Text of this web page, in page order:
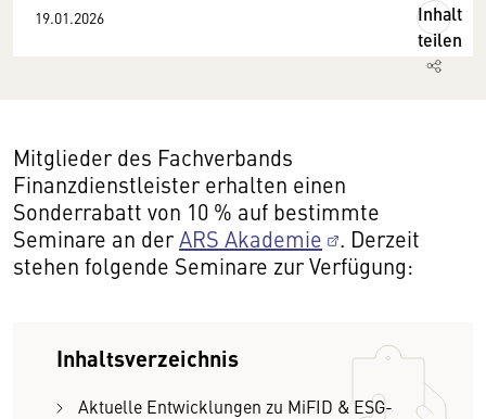
19.01.2026
Inhalt
teilen
Mitglieder des Fachverbands
Finanzdienstleister erhalten einen
Sonderrabatt von 10 % auf bestimmte
Seminare an derARS Akademie
. Derzeit
stehen folgende Seminare zur Verfügung:
Inhaltsverzeichnis
Aktuelle Entwicklungen zu MiFID & ESG-